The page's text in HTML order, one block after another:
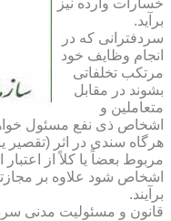
خسارات وارده نیز
برآید.
سردفترانی که در
انجام وظایف خود
مرتکب تخلفاتی
بشوند در مقابل
متعاملین و
اشخاص ذی نفع مسئول
هرگاه سندی در اثر (تقصیر
مربوط بعضاً یا کلاً از
اشخاص شود علاوه بر
برآیند.
قانون و مسئولیت مدنی